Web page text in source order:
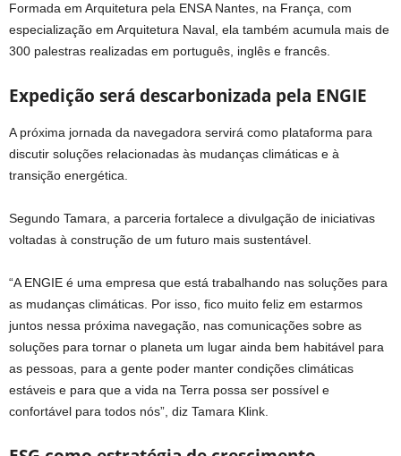
Formada em Arquitetura pela ENSA Nantes, na França, com
especialização em Arquitetura Naval, ela também acumula mais de
300 palestras realizadas em português, inglês e francês.
Expedição será descarbonizada pela ENGIE
A próxima jornada da navegadora servirá como plataforma para
discutir soluções relacionadas às mudanças climáticas e à
transição energética.
Segundo Tamara, a parceria fortalece a divulgação de iniciativas
voltadas à construção de um futuro mais sustentável.
“A ENGIE é uma empresa que está trabalhando nas soluções para
as mudanças climáticas. Por isso, fico muito feliz em estarmos
juntos nessa próxima navegação, nas comunicações sobre as
soluções para tornar o planeta um lugar ainda bem habitável para
as pessoas, para a gente poder manter condições climáticas
estáveis e para que a vida na Terra possa ser possível e
confortável para todos nós”, diz Tamara Klink.